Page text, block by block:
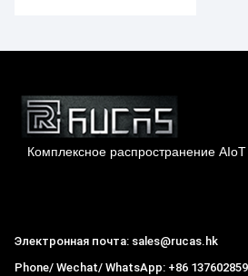
Комплексное распространение
Электронная почта: sales@rucas.hk
Phone/ Wechat/ WhatsApp: +86